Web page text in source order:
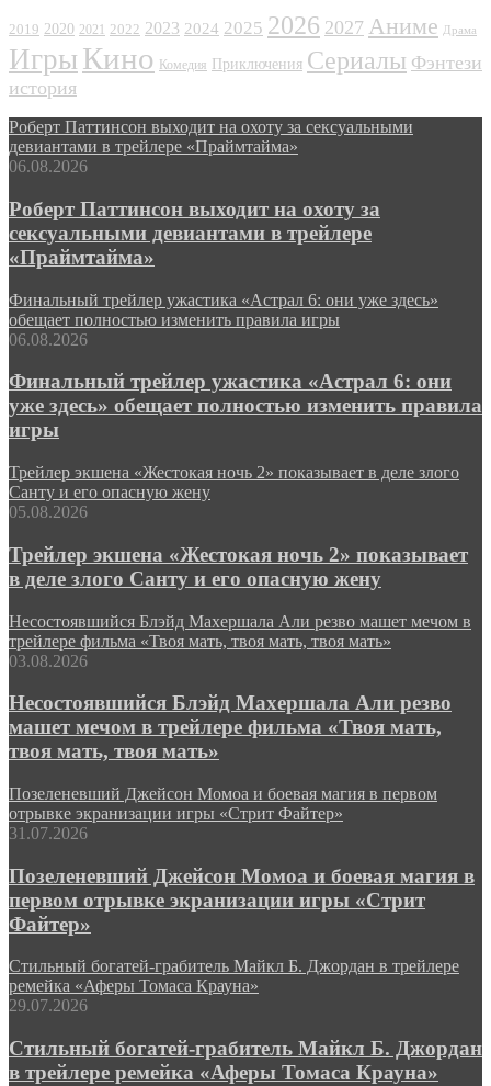
2019 2020 2021 2022 2023 2024 2025 2026 2027 Аниме Драма
Игры Кино Комедия Приключения Сериалы Фэнтези
история
Роберт Паттинсон выходит на охоту за сексуальными
девиантами в трейлере «Праймтайма»
06.08.2026
Роберт Паттинсон выходит на охоту за
сексуальными девиантами в трейлере
«Праймтайма»
Финальный трейлер ужастика «Астрал 6: они уже здесь»
обещает полностью изменить правила игры
06.08.2026
Финальный трейлер ужастика «Астрал 6: они
уже здесь» обещает полностью изменить правила
игры
Трейлер экшена «Жестокая ночь 2» показывает в деле злого
Санту и его опасную жену
05.08.2026
Трейлер экшена «Жестокая ночь 2» показывает
в деле злого Санту и его опасную жену
Несостоявшийся Блэйд Махершала Али резво машет мечом в
трейлере фильма «Твоя мать, твоя мать, твоя мать»
03.08.2026
Несостоявшийся Блэйд Махершала Али резво
машет мечом в трейлере фильма «Твоя мать,
твоя мать, твоя мать»
Позеленевший Джейсон Момоа и боевая магия в первом
отрывке экранизации игры «Стрит Файтер»
31.07.2026
Позеленевший Джейсон Момоа и боевая магия в
первом отрывке экранизации игры «Стрит
Файтер»
Стильный богатей-грабитель Майкл Б. Джордан в трейлере
ремейка «Аферы Томаса Крауна»
29.07.2026
Стильный богатей-грабитель Майкл Б. Джордан
в трейлере ремейка «Аферы Томаса Крауна»